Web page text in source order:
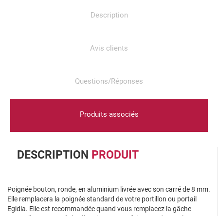
Description
Avis clients
Questions/Réponses
Produits associés
DESCRIPTION PRODUIT
Poignée bouton, ronde, en aluminium livrée avec son carré de 8 mm.
Elle remplacera la poignée standard de votre portillon ou portail
Egidia. Elle est recommandée quand vous remplacez la gâche